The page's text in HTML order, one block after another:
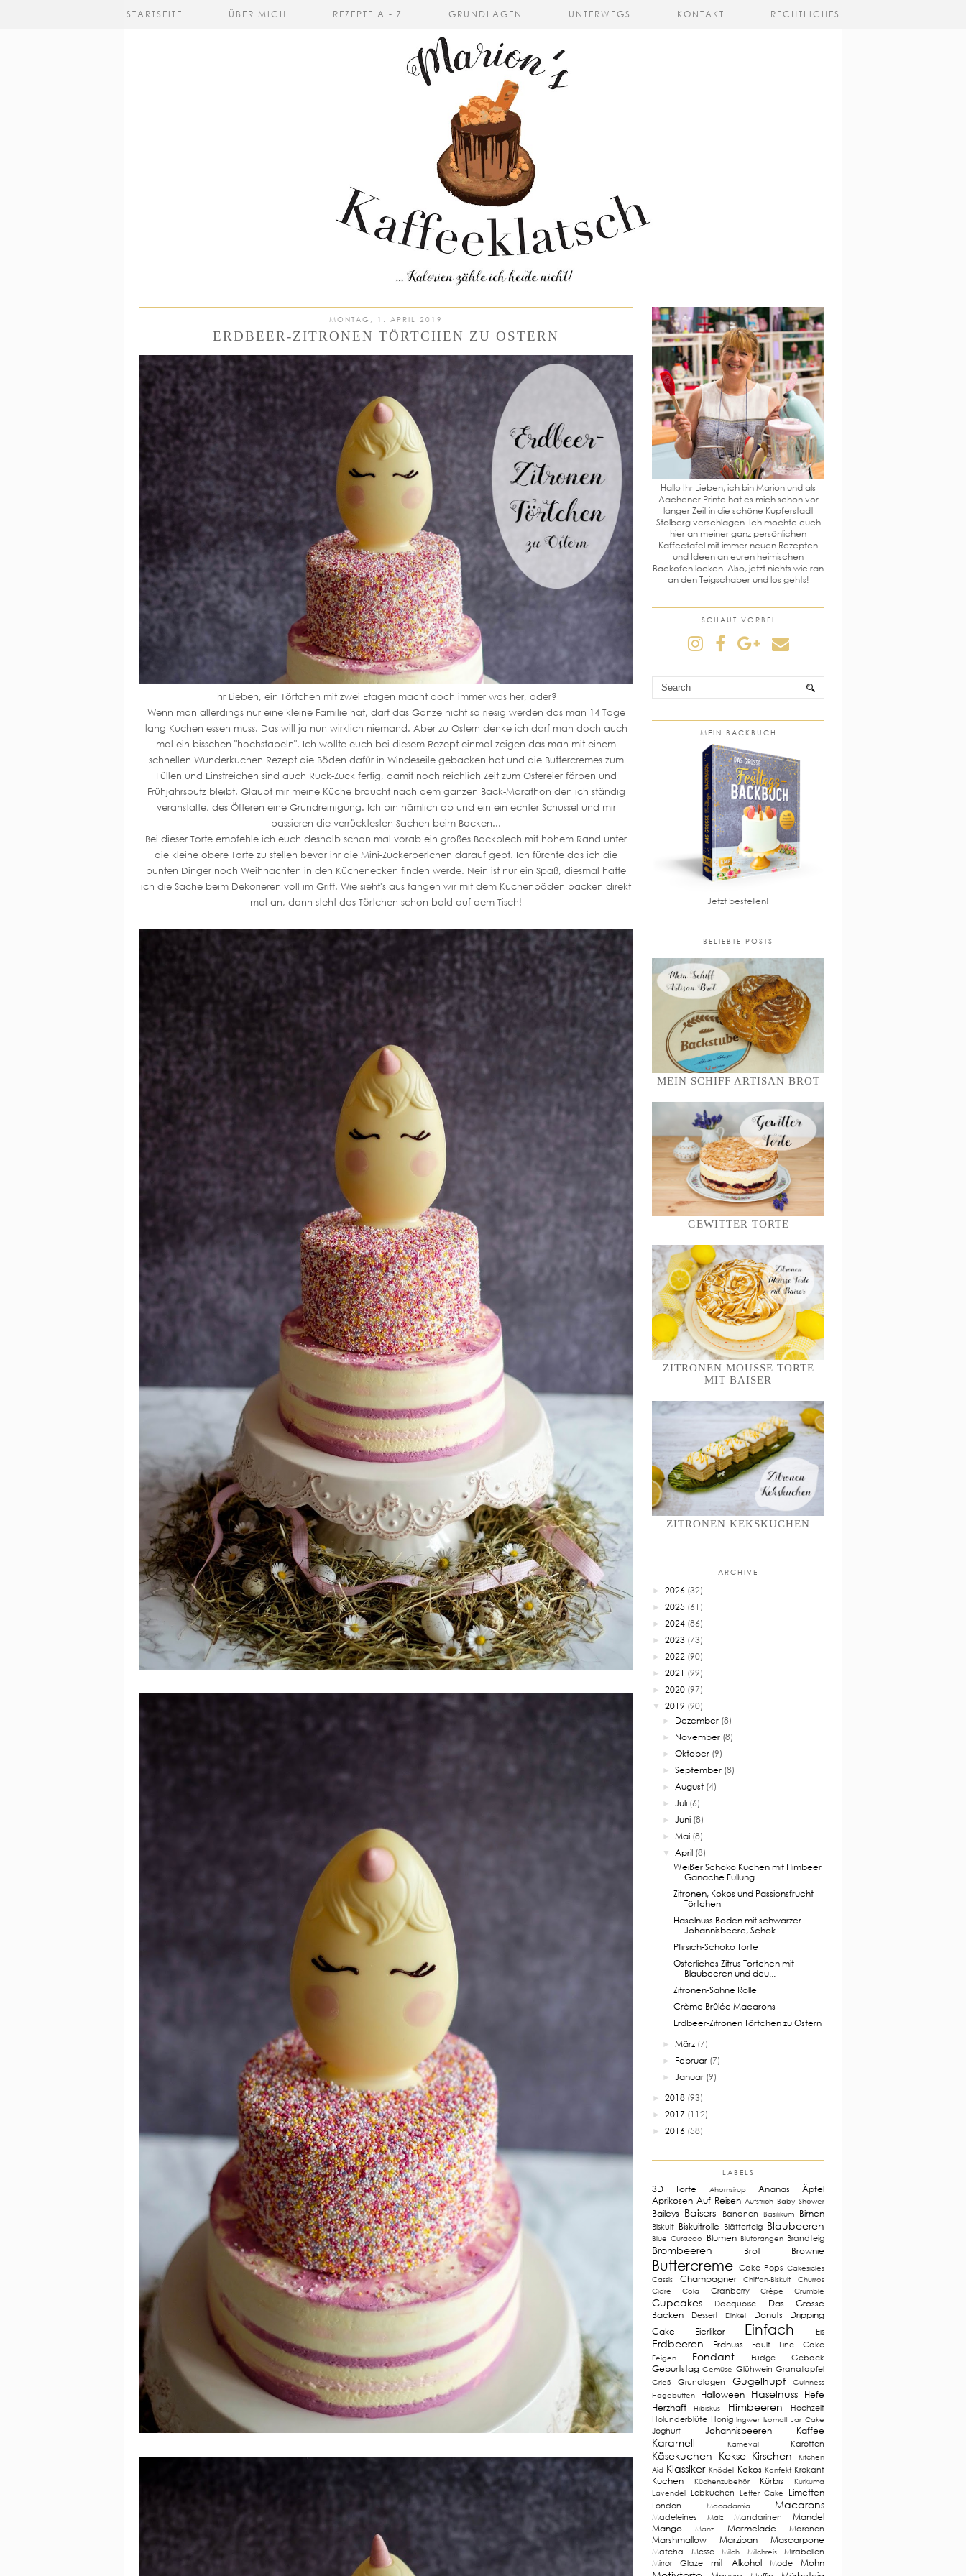
STARTSEITE ÜBER MICH REZEPTE A - Z GRUNDLAGEN UNTERWEGS KONTAKT RECHTLICHES
MONTAG, 1. APRIL 2019
ERDBEER-ZITRONEN TÖRTCHEN ZU OSTERN
Ihr Lieben, ein Törtchen mit zwei Etagen macht doch immer was her, oder?
Wenn man allerdings nur eine kleine Familie hat, darf das Ganze nicht so riesig werden das man 14 Tage
lang Kuchen essen muss. Das will ja nun wirklich niemand. Aber zu Ostern denke ich darf man doch auch
mal ein bisschen "hochstapeln". Ich wollte euch bei diesem Rezept einmal zeigen das man mit einem
schnellen Wunderkuchen Rezept die Böden dafür in Windeseile gebacken hat und die Buttercremes zum
Füllen und Einstreichen sind auch Ruck-Zuck fertig, damit noch reichlich Zeit zum Ostereier färben und
Frühjahrsputz bleibt. Glaubt mir meine Küche braucht nach dem ganzen Back-Marathon den ich ständig
veranstalte, des Öfteren eine Grundreinigung. Ich bin nämlich ab und ein ein echter Schussel und mir
passieren die verrücktesten Sachen beim Backen...
Bei dieser Torte empfehle ich euch deshalb schon mal vorab ein großes Backblech mit hohem Rand unter
die kleine obere Torte zu stellen bevor ihr die Mini-Zuckerperlchen darauf gebt. Ich fürchte das ich die
bunten Dinger noch Weihnachten in den Küchenecken finden werde. Nein ist nur ein Spaß, diesmal hatte
ich die Sache beim Dekorieren voll im Griff. Wie sieht's aus fangen wir mit dem Kuchenböden backen direkt
mal an, dann steht das Törtchen schon bald auf dem Tisch!
Hallo Ihr Lieben, ich bin Marion und als
Aachener Printe hat es mich schon vor
langer Zeit in die schöne Kupferstadt
Stolberg verschlagen. Ich möchte euch
hier an meiner ganz persönlichen
Kaffeetafel mit immer neuen Rezepten
und Ideen an euren heimischen
Backofen locken. Also, jetzt nichts wie ran
an den Teigschaber und los gehts!
SCHAUT VORBEI
MEIN BACKBUCH
Jetzt bestellen!
BELIEBTE POSTS
MEIN SCHIFF ARTISAN BROT
GEWITTER TORTE
ZITRONEN MOUSSE TORTE
MIT BAISER
ZITRONEN KEKSKUCHEN
ARCHIVE
► 2026 (32)
► 2025 (61)
► 2024 (86)
► 2023 (73)
► 2022 (90)
► 2021 (99)
► 2020 (97)
▼ 2019 (90)
► Dezember (8)
► November (8)
►Oktober (9)
►September (8)
►August (4)
►Juli (6)
►Juni (8)
►Mai (8)
▼ April (8)
Weißer Schoko Kuchen mit Himbeer
Ganache Füllung
Zitronen, Kokos und Passionsfrucht
Törtchen
Haselnuss Böden mit schwarzer
Johannisbeere, Schok...
Pfirsich-Schoko Torte
Österliches Zitrus Törtchen mit
Blaubeeren und deu...
Zitronen-Sahne Rolle
Crème Brûlée Macarons
Erdbeer-Zitronen Törtchen zu Ostern
►März (7)
► Februar (7)
►Januar (9)
► 2018 (93)
► 2017 (112)
► 2016 (58)
LABELS
3D Torte Ahornsirup Ananas
Äpfel
Aprikosen Auf Reisen Aufstrich Baby Shower
Baileys Baisers Bananen Basilikum Birnen
Biskuit Biskuitrolle Blätterteig Blaubeeren
Blue Curacao Blumen Blutorangen Brandteig
Brombeeren Brot Brownie
Buttercreme Cake Pops Cakesicles
Cassis
Champagner Chiffon-Biskuit
Churros
Cidre
Cola Cranberry Crêpe Crumble
Cupcakes Dacquoise
Das Grosse
Backen
Dessert Dinkel Donuts
Dripping
Cake
Eierlikör Einfach Eis
Erdbeeren Erdnuss Fault Line Cake
Feigen Fondant Fudge Gebäck
Geburtstag Gemüse Glühwein Granatapfel
Grieß Grundlagen Gugelhupf
Guinness
Hagebutten
Halloween Haselnuss
Hefe
Herzhaft
Hibiskus Himbeeren
Hochzeit
Holunderblüte Honig Ingwer Isomalt Jar Cake
Joghurt Johannisbeeren Kaffee
Karamell Karneval Karotten
Käsekuchen Kekse Kirschen
Kitchen
Aid Klassiker Knödel Kokos Konfekt Krokant
Kuchen Küchenzubehör Kürbis
Kurkuma
Lavendel
Lebkuchen Letter Cake Limetten
London Macadamia Macarons
Madeleines Malz Mandarinen
Mandel
Mango
Manz Marmelade Maronen
Marshmallow Marzipan Mascarpone
Matcha Messe Milch Milchreis
Mirabellen
Mirror Glaze
mit Alkohol Mode Mohn